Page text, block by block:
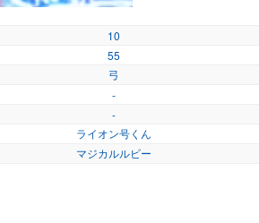
10
55
弓
-
-
ライオン号くん
マジカルルビー